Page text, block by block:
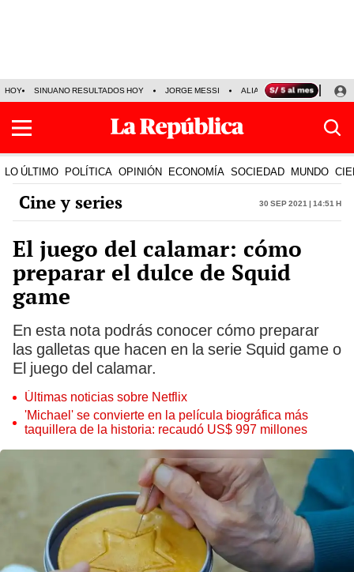
HOY SINUANO RESULTADOS HOY JORGE MESSI ALIANZA LIMA VS SPORT
LO ÚLTIMO POLÍTICA OPINIÓN ECONOMÍA SOCIEDAD MUNDO
Cine y series 30 Sep 2021 | 14:51 h
El juego del calamar: cómo
preparar el dulce de Squid
game
En esta nota podrás conocer cómo preparar
las galletas que hacen en la serie Squid game o
El juego del calamar.
Últimas noticias sobre Netflix
'Michael' se convierte en la película biográfica más
taquillera de la historia: recaudó US$ 997 millones